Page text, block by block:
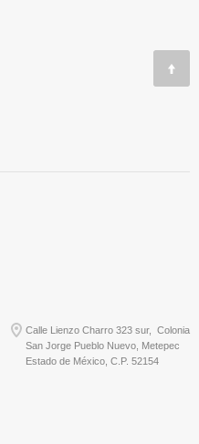
Calle Lienzo Charro 323 sur, Colonia
San Jorge Pueblo Nuevo, Metepec
Estado de México, C.P. 52154